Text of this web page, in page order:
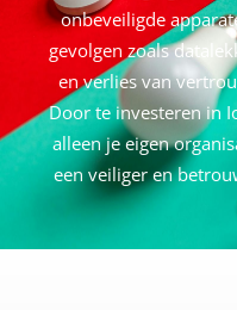
onbeveiligde
gevolgen zoals
en verlies van
Door te investeren in
alleen je eigen
een veiliger en